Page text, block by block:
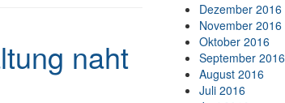
naht
Dezember 2016
November 2016
Oktober 2016
September 2016
August 2016
Juli 2016